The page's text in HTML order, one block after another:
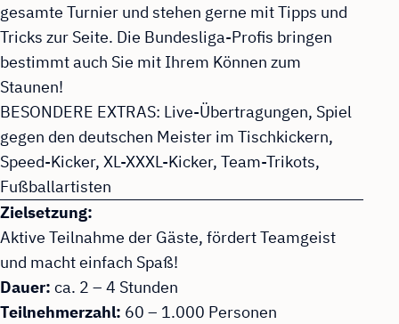
gesamte Turnier und stehen gerne mit Tipps und
Tricks zur Seite. Die Bundesliga-Profis bringen
bestimmt auch Sie mit Ihrem Können zum
Staunen!
BESONDERE EXTRAS: Live-Übertragungen, Spiel
gegen den deutschen Meister im Tischkickern,
Speed-Kicker, XL-XXXL-Kicker, Team-Trikots,
Fußballartisten
Zielsetzung:
Aktive Teilnahme der Gäste, fördert Teamgeist
und macht einfach Spaß!
Dauer: ca. 2 – 4 Stunden
Teilnehmerzahl: 60 – 1.000 Personen